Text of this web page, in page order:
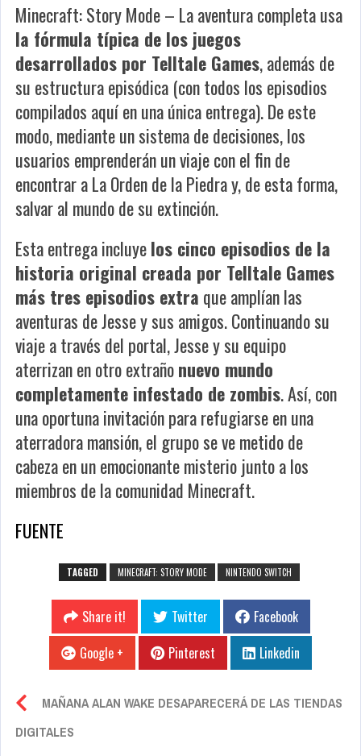
Minecraft: Story Mode – La aventura completausa
la fórmula típica de los juegos
desarrollados por Telltale Games, además de
su estructura episódica (con todos los episodios
compilados aquí en una única entrega). De este
modo, mediante un sistema de decisiones, los
usuarios emprenderán un viaje con el fin de
encontrar a La Orden de la Piedra y, de esta forma,
salvar al mundo de su extinción.
Esta entrega incluyelos cinco episodios de la
historia original creada por Telltale Games
más tres episodios extra que amplían las
aventuras de Jesse y sus amigos. Continuando su
viaje a través del portal, Jesse y su equipo
aterrizan en otro extrañonuevo mundo
completamente infestado de zombis. Así, con
una oportuna invitación para refugiarse en una
aterradora mansión, el grupo se ve metido de
cabeza en un emocionante misterio junto a los
miembros de la comunidad Minecraft.
FUENTE
TAGGED MINECRAFT: STORY MODE NINTENDO SWITCH
Share it! Twitter
Facebook
Google +
Pinterest Linkedin
MAÑANA ALAN WAKE DESAPARECERÁ DE LAS TIENDAS
DIGITALES